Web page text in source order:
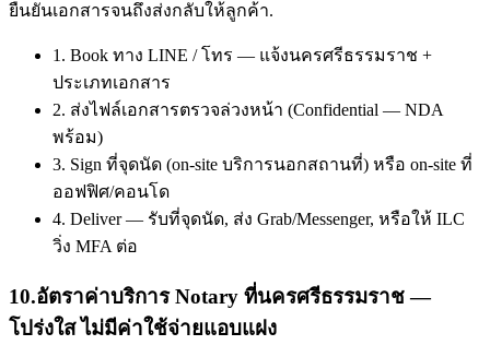
ยืนยันเอกสารจนถึงส่งกลับให้ลูกค้า.
1. Book ทาง LINE / โทร — แจ้งนครศรีธรรมราช +
ประเภทเอกสาร
2. ส่งไฟล์เอกสารตรวจล่วงหน้า (Confidential — NDA
พร้อม)
3. Sign ที่จุดนัด (on-site บริการนอกสถานที่) หรือ on-site ที่
ออฟฟิศ/คอนโด
4. Deliver — รับที่จุดนัด, ส่ง Grab/Messenger, หรือให้ ILC
วิ่ง MFA ต่อ
10.อัตราค่าบริการ Notary ที่นครศรีธรรมราช —
โปร่งใส ไม่มีค่าใช้จ่ายแอบแฝง